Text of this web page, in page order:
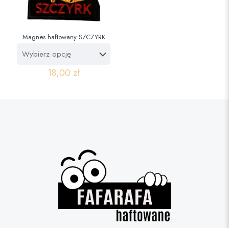
Magnes haftowany SZCZYRK
18,00zł